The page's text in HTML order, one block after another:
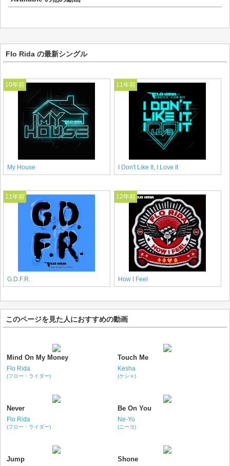
Flo Rida の最新シングル
10年前
My House
11年前
I Don't Like It, I Love It
11年前
G.D.F.R.
12年前
How I Feel
このページを見た人におすすめの動画
Mind On My Money
Flo Rida
(フロー・ライダー)
Touch Me
Kesha
(ケシャ)
Never
Flo Rida
(フロー・ライダー)
Be On You
Ne-Yo
(ニーヨ)
Jump Shone